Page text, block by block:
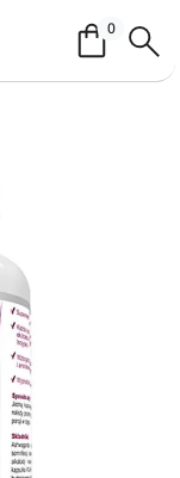
0Koszyk /